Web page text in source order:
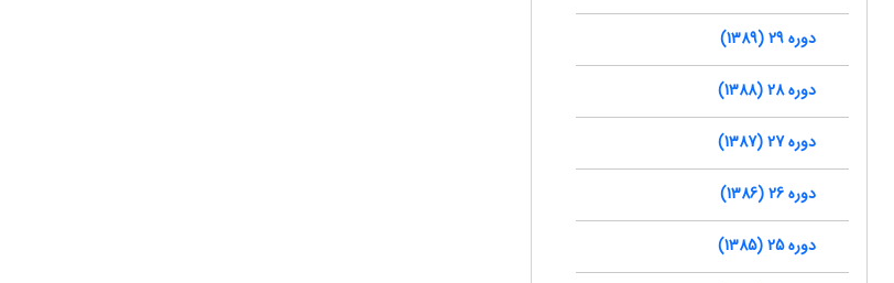
دوره 29 (1389)
دوره 28 (1388)
دوره 27 (1387)
دوره 26 (1386)
دوره 25 (1385)